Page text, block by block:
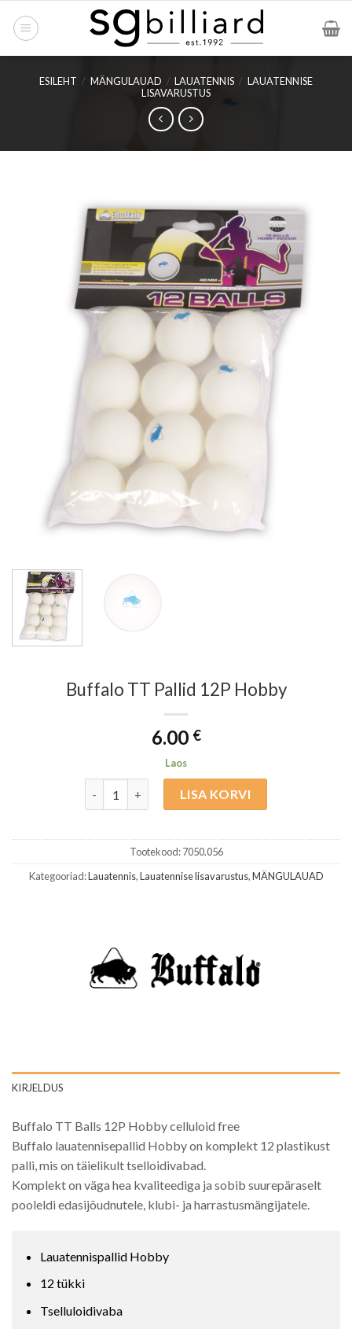
ESILEHT / MÄNGULAUAD / LAUATENNIS / LAUATENNISE
LISAVARUSTUS
Buffalo TT Pallid 12P Hobby
6.00 €
Laos
LISA KORVI
Tootekood:7050.056
Kategooriad:Lauatennis,Lauatennise lisavarustus,MÄNGULAUAD
KIRJELDUS
Buffalo TT Balls 12P Hobby celluloid free
Buffalo lauatennisepallid Hobby on komplekt 12 plastikust
palli, mis on täielikult tselloidivabad.
Komplekt on väga hea kvaliteediga ja sobib suurepäraselt
pooleldi edasijõudnutele, klubi- ja harrastusmängijatele.
Lauatennispallid Hobby
12 tükki
Tselluloidivaba